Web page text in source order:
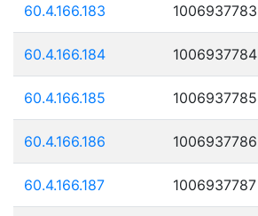
60.4.166.183 1006937783
60.4.166.184 1006937784
60.4.166.185 1006937785
60.4.166.186 1006937786
60.4.166.187 1006937787